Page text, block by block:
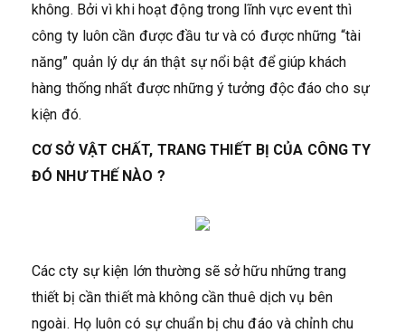
không. Bởi vì khi hoạt động trong lĩnh vực event thì
công ty luôn cần được đầu tư và có được những “tài
năng” quản lý dự án thật sự nổi bật để giúp khách
hàng thống nhất được những ý tưởng độc đáo cho sự
kiện đó.
CƠ SỞ VẬT CHẤT, TRANG THIẾT BỊ CỦA CÔNG TY
ĐÓ NHƯ THẾ NÀO ?
Các cty sự kiện lớn thường sẽ sở hữu những trang
thiết bị cần thiết mà không cần thuê dịch vụ bên
ngoài. Họ luôn có sự chuẩn bị chu đáo và chỉnh chu